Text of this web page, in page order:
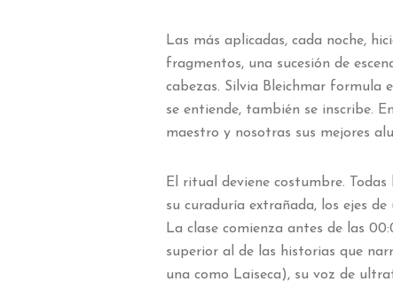
Las más aplicadas, cada noche,
fragmentos, una sucesión de
cabezas. Silvia Bleichmar formula
se entiende, también se inscribe.
maestro y nosotras sus mejores
El ritual deviene costumbre.
su curaduría extrañada, los ejes
La clase comienza antes de las
superior al de las historias que
una como Laiseca), su voz de